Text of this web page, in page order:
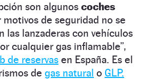
son algunos coches
motivos de seguridad no se
las lanzaderas con vehículos
cualquier gas inflamable”,
de reservas en España. Es el
de gas natural o GLP.